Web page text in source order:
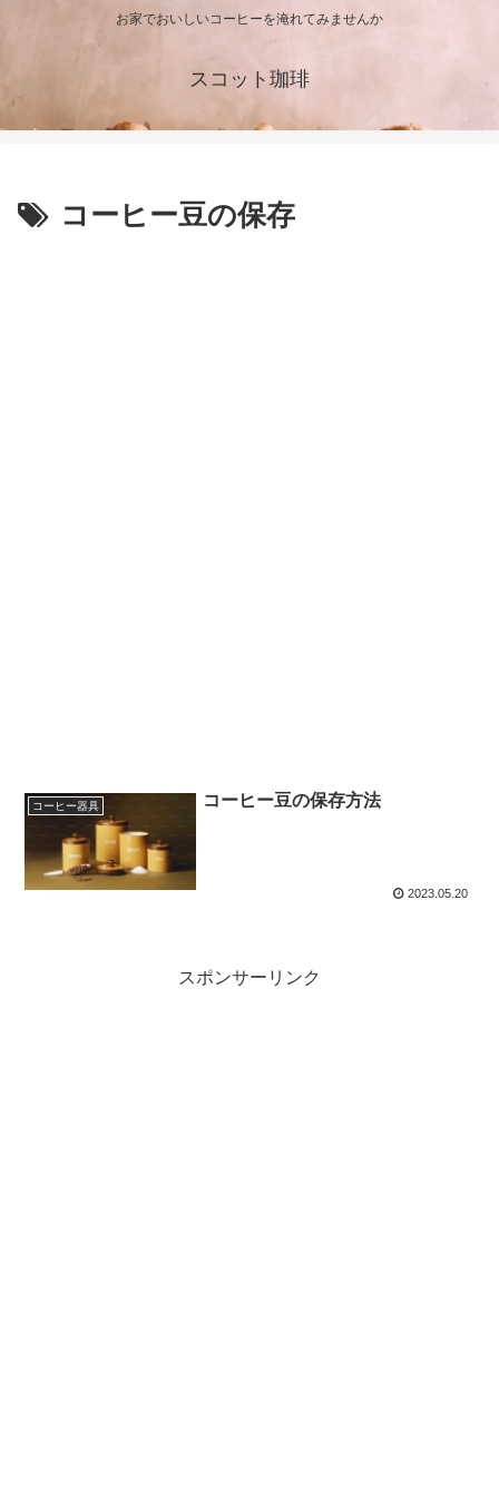
お家でおいしいコーヒーを淹れてみませんか
スコット珈琲
コーヒー豆の保存
コーヒー器具 コーヒー豆の保存方法
2023.05.20
スポンサーリンク